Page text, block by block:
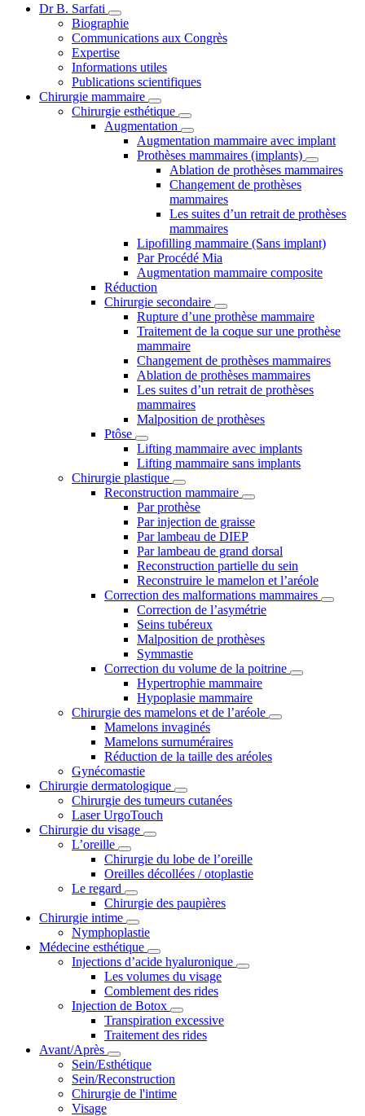
Dr B. Sarfati
Biographie
Communications aux Congrès
Expertise
Informations utiles
Publications scientifiques
Chirurgie mammaire
Chirurgie esthétique
Augmentation
Augmentation mammaire avec implant
Prothèses mammaires (implants)
Ablation de prothèses mammaires
Changement de prothèses
mammaires
Les suites d’un retrait de prothèses
mammaires
Lipofilling mammaire (Sans implant)
Par Procédé Mia
Augmentation mammaire composite
Réduction
Chirurgie secondaire
Rupture d’une prothèse mammaire
Traitement de la coque sur une prothèse
mammaire
Changement de prothèses mammaires
Ablation de prothèses mammaires
Les suites d’un retrait de prothèses
mammaires
Malposition de prothèses
Ptôse
Lifting mammaire avec implants
Lifting mammaire sans implants
Chirurgie plastique
Reconstruction mammaire
Par prothèse
Par injection de graisse
Par lambeau de DIEP
Par lambeau de grand dorsal
Reconstruction partielle du sein
Reconstruire le mamelon et l’aréole
Correction des malformations mammaires
Correction de l’asymétrie
Seins tubéreux
Malposition de prothèses
Symmastie
Correction du volume de la poitrine
Hypertrophie mammaire
Hypoplasie mammaire
Chirurgie des mamelons et de l’aréole
Mamelons invaginés
Mamelons surnuméraires
Réduction de la taille des aréoles
Gynécomastie
Chirurgie dermatologique
Chirurgie des tumeurs cutanées
Laser UrgoTouch
Chirurgie du visage
L’oreille
Chirurgie du lobe de l’oreille
Oreilles décollées / otoplastie
Le regard
Chirurgie des paupières
Chirurgie intime
Nymphoplastie
Médecine esthétique
Injections d’acide hyaluronique
Les volumes du visage
Comblement des rides
Injection de Botox
Transpiration excessive
Traitement des rides
Avant/Après
Sein/Esthétique
Sein/Reconstruction
Chirurgie de l'intime
Visage